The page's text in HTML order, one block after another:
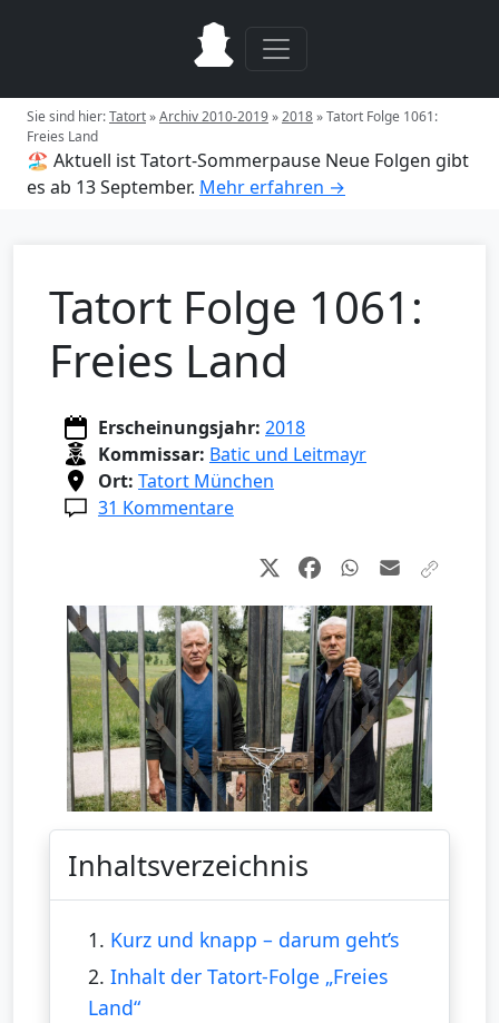
Sie sind hier:Tatort»Archiv 2010-2019»2018»Tatort Folge 1061:
Freies Land
🏖️ Aktuell ist Tatort-Sommerpause Neue Folgen gibt
es ab 13 September. Mehr erfahren →
Tatort Folge 1061:
Freies Land
Erscheinungsjahr: 2018
Kommissar: Batic und Leitmayr
Ort: Tatort München
31 Kommentare
Inhaltsverzeichnis
1. Kurz und knapp – darum geht’s
2. Inhalt der Tatort-Folge „Freies
Land“